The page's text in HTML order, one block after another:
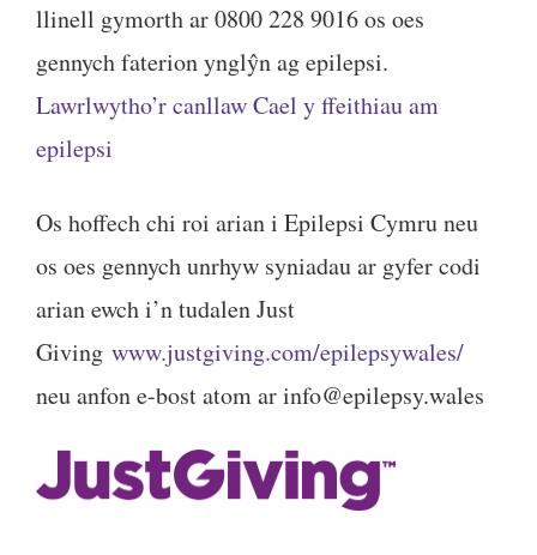
llinell gymorth ar 0800 228 9016 os oes
gennych faterion ynglŷn ag epilepsi.
Lawrlwytho’r canllaw Cael y ffeithiau am
epilepsi
Os hoffech chi roi arian i Epilepsi Cymru neu
os oes gennych unrhyw syniadau ar gyfer codi
arian ewch i’n tudalen Just
Giving www.justgiving.com/epilepsywales/
neu anfon e-bost atom ar info@epilepsy.wales